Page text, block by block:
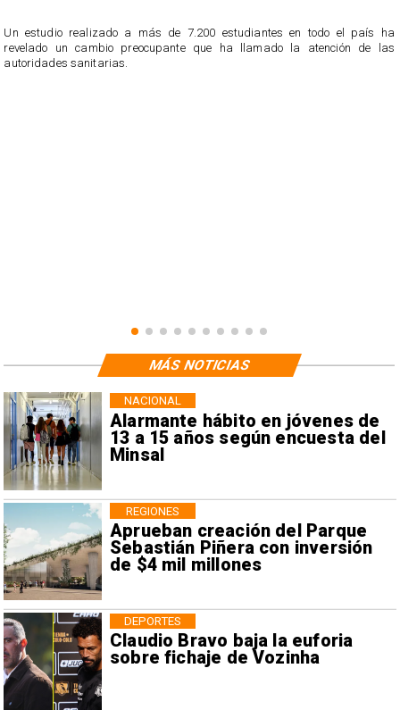
Un estudio realizado a más de 7.200 estudiantes en todo el país ha
revelado un cambio preocupante que ha llamado la atención de las
autoridades sanitarias.
Alarmante hábito en jóvenes de
13 a 15 años según encuesta del
Minsal
NACIONAL
Aprueban creación del Parque
Sebastián Piñera con inversión
de $4 mil millones
REGIONES
Claudio Bravo baja la euforia
sobre fichaje de Vozinha
DEPORTES
MÁS NOTICIAS